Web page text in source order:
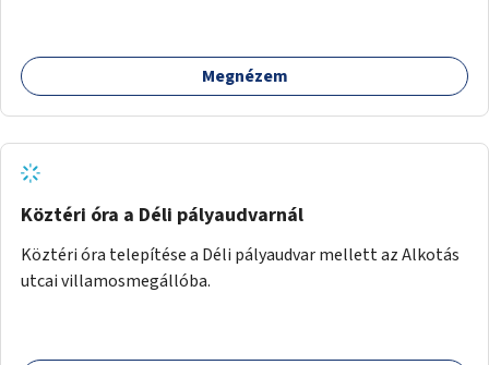
Megnézem
Köztéri óra a Déli pályaudvarnál
Köztéri óra telepítése a Déli pályaudvar mellett az Alkotás
utcai villamosmegállóba.